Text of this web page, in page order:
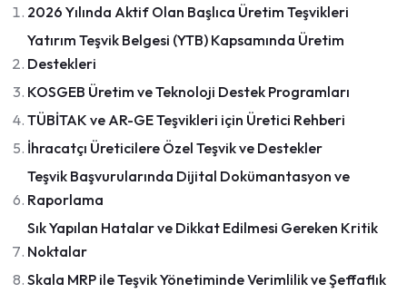
2026 Yılında Aktif Olan Başlıca Üretim Teşvikleri
Yatırım Teşvik Belgesi (YTB) Kapsamında Üretim
Destekleri
KOSGEB Üretim ve Teknoloji Destek Programları
TÜBİTAK ve AR-GE Teşvikleri için Üretici Rehberi
İhracatçı Üreticilere Özel Teşvik ve Destekler
Teşvik Başvurularında Dijital Dokümantasyon ve
Raporlama
Sık Yapılan Hatalar ve Dikkat Edilmesi Gereken Kritik
Noktalar
Skala MRP ile Teşvik Yönetiminde Verimlilik ve Şeffaflık